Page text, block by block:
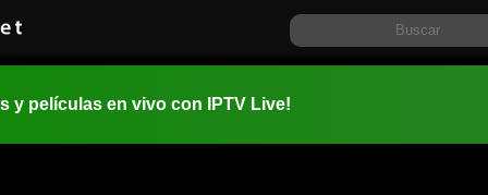
y películas en vivo con IPTV Live!